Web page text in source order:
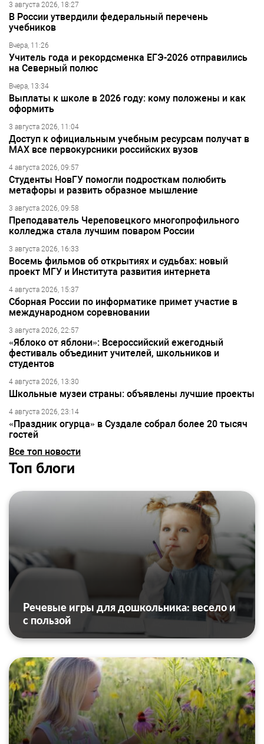
3 августа 2026, 18:27
В России утвердили федеральный перечень
учебников
Вчера, 11:26
Учитель года и рекордсменка ЕГЭ-2026 отправились
на Северный полюс
Вчера, 13:34
Выплаты к школе в 2026 году: кому положены и как
оформить
3 августа 2026, 11:04
Доступ к официальным учебным ресурсам получат в
МАХ все первокурсники российских вузов
4 августа 2026, 09:57
Студенты НовГУ помогли подросткам полюбить
метафоры и развить образное мышление
3 августа 2026, 09:58
Преподаватель Череповецкого многопрофильного
колледжа стала лучшим поваром России
3 августа 2026, 16:33
Восемь фильмов об открытиях и судьбах: новый
проект МГУ и Института развития интернета
4 августа 2026, 15:37
Сборная России по информатике примет участие в
международном соревновании
3 августа 2026, 22:57
«Яблоко от яблони»: Всероссийский ежегодный
фестиваль объединит учителей, школьников и
студентов
4 августа 2026, 13:30
Школьные музеи страны: объявлены лучшие проекты
4 августа 2026, 23:14
«Праздник огурца» в Суздале собрал более 20 тысяч
гостей
Все топ новости
Топ блоги
Речевые игры для дошкольника: весело и
с пользой